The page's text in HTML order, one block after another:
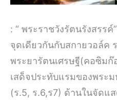
: “ พระราชวังรัตนรังสรร
จุดเดียวกันกับสกายวอล์ค
พระยารัตนเศรษฐี(คอซิมก๊
เสด็จประทับแรมของพระ
(ร.5, ร.6,ร7) ด้านในจัดแ